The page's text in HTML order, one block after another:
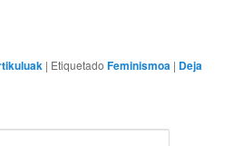
| Etiquetado Feminismoa | Deja